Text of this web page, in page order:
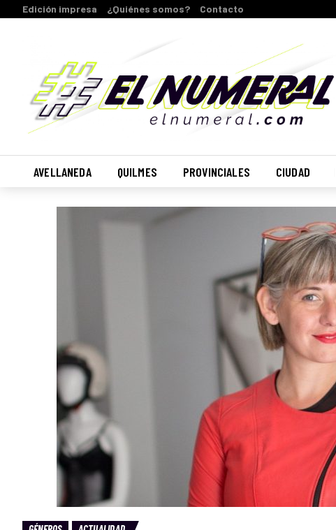
Edición impresa ¿Quiénes somos? Contacto
AVELLANEDA QUILMES PROVINCIALES CIUDAD